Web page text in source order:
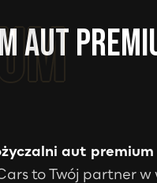
aut
aut premium
to Twój partner